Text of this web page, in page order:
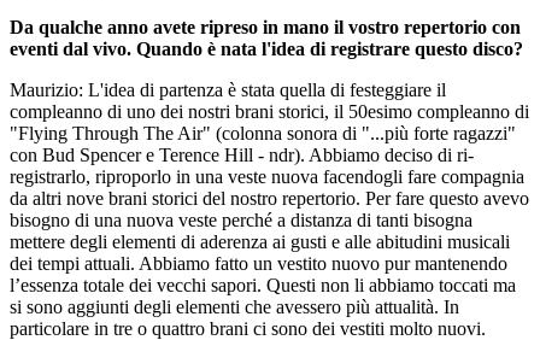
Da qualche anno avete ripreso in mano il vostro repertorio con
eventi dal vivo. Quando è nata l'idea di registrare questo disco?
Maurizio: L'idea di partenza è stata quella di festeggiare il
compleanno di uno dei nostri brani storici, il 50esimo compleanno di
"Flying Through The Air" (colonna sonora di "...più forte ragazzi"
con Bud Spencer e Terence Hill - ndr). Abbiamo deciso di ri-
registrarlo, riproporlo in una veste nuova facendogli fare compagnia
da altri nove brani storici del nostro repertorio. Per fare questo avevo
bisogno di una nuova veste perché a distanza di tanti bisogna
mettere degli elementi di aderenza ai gusti e alle abitudini musicali
dei tempi attuali. Abbiamo fatto un vestito nuovo pur mantenendo
l’essenza totale dei vecchi sapori. Questi non li abbiamo toccati ma
si sono aggiunti degli elementi che avessero più attualità. In
particolare in tre o quattro brani ci sono dei vestiti molto nuovi.